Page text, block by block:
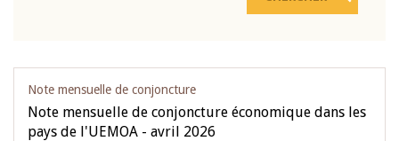
Note mensuelle de conjoncture
Note mensuelle de conjoncture économique dans les
pays de l'UEMOA - avril 2026